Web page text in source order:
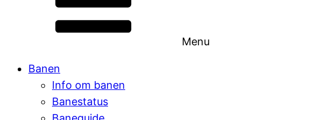
Menu
Banen
Info om banen
Banestatus